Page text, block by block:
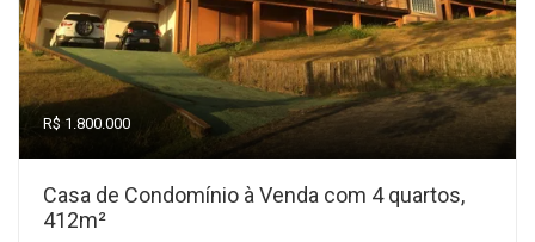
R$ 1.800.000
Casa de Condomínio à Venda com 4 quartos,
412m²